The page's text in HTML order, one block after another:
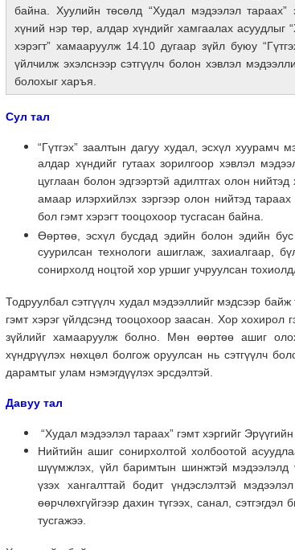
байна. Хуулийн төсөлд “Худал мэдээлэл тараах”
хүний нэр төр, алдар хүндийг хамгаалах асуудлыг
хэрэгт” хамааруулж 14.10 дугаар зүйл буюу
үйлчилж эхэлснээр сэтгүүлч болон хэвлэл
болохыг харъя.
Сул тал
“Гүтгэх” заалтын дагуу худал, эсхүл хуурамч
алдар хүндийг гутаах зорилгоор хэвлэл
цуглаан болон эдгээртэй адилтгах олон
амаар илэрхийлэх зэргээр олон нийтэд
бол гэмт хэрэгт тооцохоор тусгасан байна.
Өөртөө, эсхүл бусдад эдийн болон эдийн
суурилсан технологи ашиглаж, захиалгаар,
сонирхолд ноцтой хор уршиг учруулсан
Тодруулбал сэтгүүлч худал мэдээллийг мэдсээр
гэмт хэрэг үйлдсэнд тооцохоор заасан. Хор хохирол
зүйлийг хамааруулж болно. Мөн өөртөө ашиг
хүндрүүлэх нөхцөл болгож оруулсан нь сэтгүүлч
дарамтыг улам нэмэгдүүлэх эрсдэлтэй.
Давуу тал
“Худал мэдээлэл тараах” гэмт хэргийг
Нийтийн ашиг сонирхолтой холбоотой
шүүмжлэх, үйл баримтын шинжтэй мэдээлэлд
үзэх хангалттай бодит үндэслэлтэй
өөрчлөхгүйгээр дахин түгээх, санал, сэтгэгдэл
тусгажээ.